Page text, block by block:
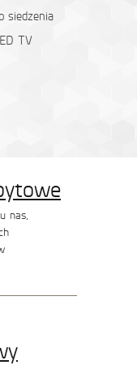
siedzenia
TV
nas,